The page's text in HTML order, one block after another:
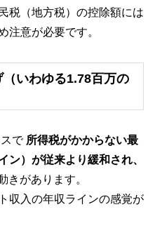
税（地方税）の控除額には
注意が必要です。
（いわゆる1.78百万の
で 所得税がかからない最
ン）が従来より緩和され、
きがあります。
収入の年収ラインの感覚が